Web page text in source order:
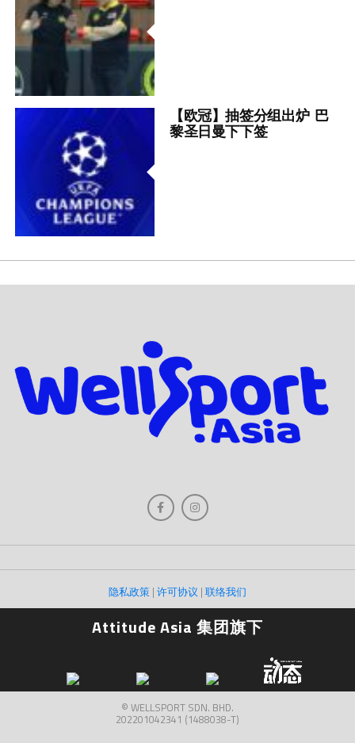
【欧冠】抽签分组出炉 巴
黎圣日曼下下签
隐私政策 | 许可协议 | 联络我们
Attitude Asia 集团旗下
© WELLSPORT SDN. BHD.
202201042341 (1488038-T)